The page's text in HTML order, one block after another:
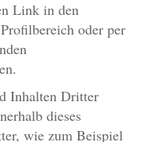
Link in den
oder per
Inhalten Dritter
dieses
wie zum Beispiel